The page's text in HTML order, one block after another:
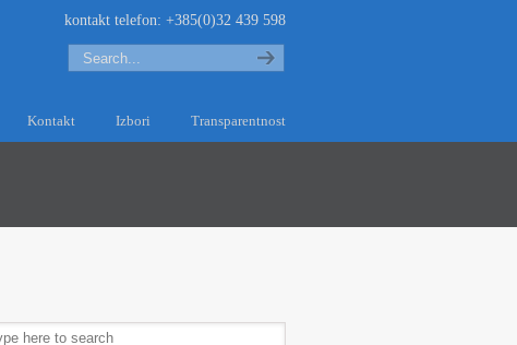
kontakt telefon: +385(0)32 439 598
Search
Kontakt Izbori Transparentnost